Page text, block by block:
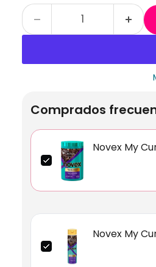
Comprados
Novex My
Novex My